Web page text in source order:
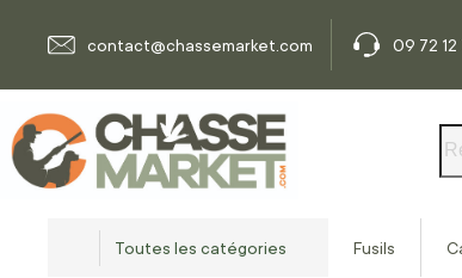
contact@chassemarket.com
09 72 12
Toutes les catégories Fusils